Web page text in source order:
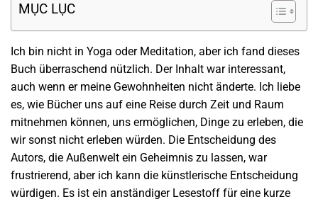
MỤC LỤC
Ich bin nicht in Yoga oder Meditation, aber ich fand dieses
Buch überraschend nützlich. Der Inhalt war interessant,
auch wenn er meine Gewohnheiten nicht änderte. Ich liebe
es, wie Bücher uns auf eine Reise durch Zeit und Raum
mitnehmen können, uns ermöglichen, Dinge zu erleben, die
wir sonst nicht erleben würden. Die Entscheidung des
Autors, die Außenwelt ein Geheimnis zu lassen, war
frustrierend, aber ich kann die künstlerische Entscheidung
würdigen. Es ist ein anständiger Lesestoff für eine kurze